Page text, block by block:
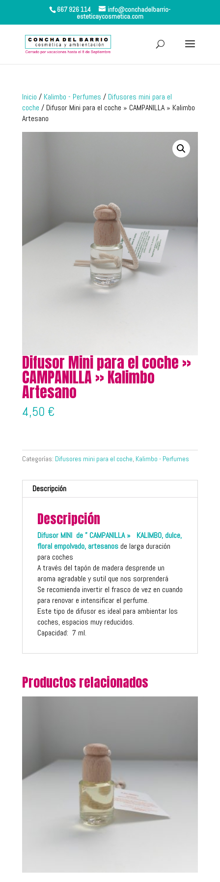
667 926 114 info@conchadelbarrio-
esteticaycosmetica.com
Inicio / Kalimbo - Perfumes / Difusores mini para el
coche / Difusor Mini para el coche » CAMPANILLA » Kalimbo
Artesano
Difusor Mini para el coche »
CAMPANILLA » Kalimbo
Artesano
4,50 €
Categorías: Difusores mini para el coche, Kalimbo - Perfumes
Descripción
Descripción
Difusor MINI de ” CAMPANILLA » KALIMBO, dulce,
floral empolvado, artesanosde larga duración
para coches
A través del tapón de madera desprende un
aroma agradable y sutil que nos sorprenderá
Se recomienda invertir el frasco de vez en cuando
para renovar e intensificar el perfume.
Este tipo de difusor es ideal para ambientar los
coches, espacios muy reducidos.
Capacidad: 7 ml.
Productos relacionados